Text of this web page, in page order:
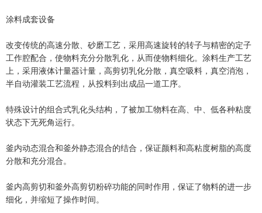
涂料成套设备
改变传统的高速分散、砂磨工艺，采用高速旋转的转子与精密的定子
工作腔配合，使物料充分分散乳化，从而使物料细化。涂料生产工艺
上，采用液体计量器计量，高剪切乳化分散，真空吸料，真空消泡，
半自动灌装工艺流程，从投料到出成品一道工序。
特殊设计的组合式乳化头结构，了被加工物料在高、中、低各种粘度
状态下无死角运行。
釜内动态混合和釜外静态混合的结合，保证颜料和高粘度树脂的高度
分散和充分混合。
釜内高剪切和釜外高剪切粉碎功能的同时作用，保证了物料的进一步
细化，并缩短了操作时间。